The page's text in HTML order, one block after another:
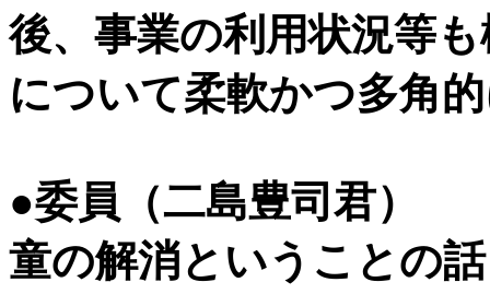
後、事業の利用状況等
について柔軟かつ多角
●委員（二島豊司君）
童の解消ということの